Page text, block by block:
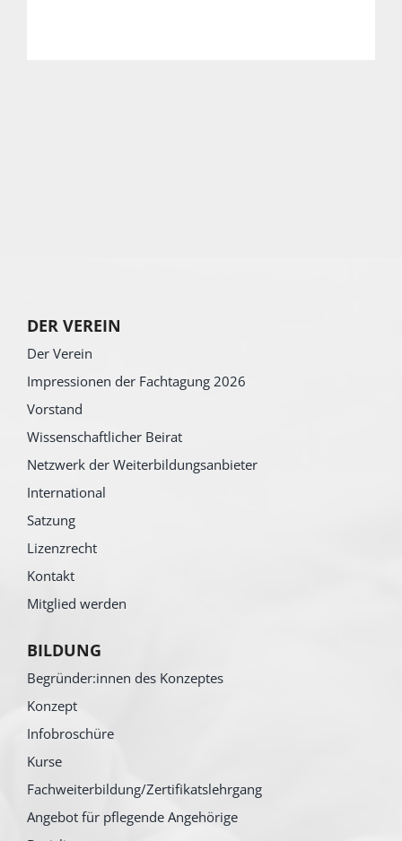
DER VEREIN
Der Verein
Impressionen der Fachtagung 2026
Vorstand
Wissenschaftlicher Beirat
Netzwerk der Weiterbildungsanbieter
International
Satzung
Lizenzrecht
Kontakt
Mitglied werden
BILDUNG
Begründer:innen des Konzeptes
Konzept
Infobroschüre
Kurse
Fachweiterbildung/Zertifikatslehrgang
Angebot für pflegende Angehörige